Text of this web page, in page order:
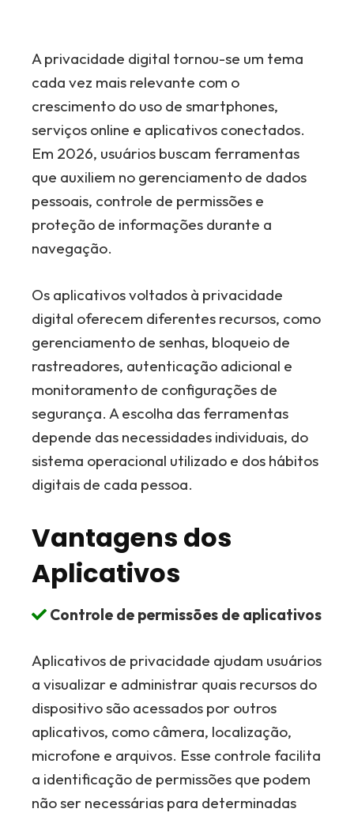
A privacidade digital tornou-se um tema
cada vez mais relevante com o
crescimento do uso de smartphones,
serviços online e aplicativos conectados.
Em 2026, usuários buscam ferramentas
que auxiliem no gerenciamento de dados
pessoais, controle de permissões e
proteção de informações durante a
navegação.
Os aplicativos voltados à privacidade
digital oferecem diferentes recursos, como
gerenciamento de senhas, bloqueio de
rastreadores, autenticação adicional e
monitoramento de configurações de
segurança. A escolha das ferramentas
depende das necessidades individuais, do
sistema operacional utilizado e dos hábitos
digitais de cada pessoa.
Vantagens dos
Aplicativos
Controle de permissões de aplicativos
Aplicativos de privacidade ajudam usuários
a visualizar e administrar quais recursos do
dispositivo são acessados por outros
aplicativos, como câmera, localização,
microfone e arquivos. Esse controle facilita
a identificação de permissões que podem
não ser necessárias para determinadas